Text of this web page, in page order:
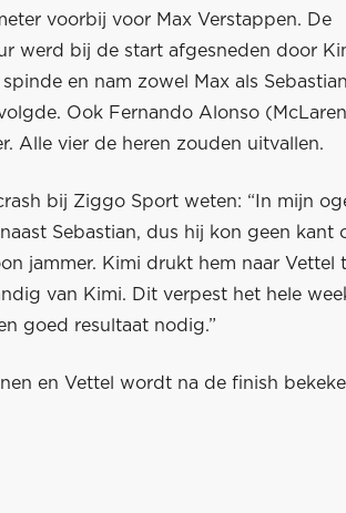
voorbij voor Max Verstappen. De
werd bij de start afgesneden door
en nam zowel Max als Sebastian
Ook Fernando Alonso
Alle vier de heren zouden uitvallen.
bij Ziggo Sport weten: “In mijn
Sebastian, dus hij kon geen kant
jammer. Kimi drukt hem naar Vettel
van Kimi. Dit verpest het hele
goed resultaat nodig.”
en Vettel wordt na de finish